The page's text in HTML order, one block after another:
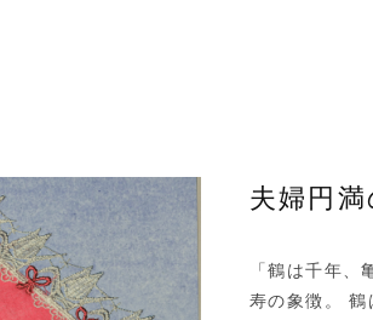
夫婦円満
「鶴は千年
寿の象徴。 鶴